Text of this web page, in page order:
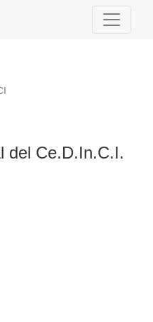
Una visita guiada
del Ce.D.In.C.I.